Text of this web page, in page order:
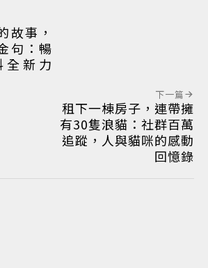
故事，
句：暢
新力
下一篇
租下一棟房子，連帶擁
有30隻浪貓：社群百萬
追蹤，人與貓咪的感動
回憶錄